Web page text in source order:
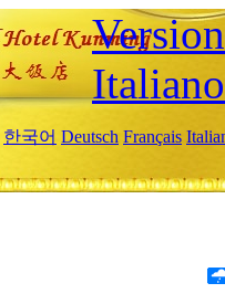
Italiano
한국어 Deutsch Français